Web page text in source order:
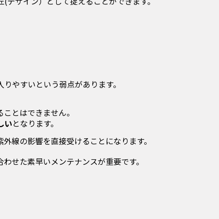
やすいという弱点があります。
とはできません。
いとなります。
線の影響を直接受けることになります。
せた素早いメンテナンスが重要です。